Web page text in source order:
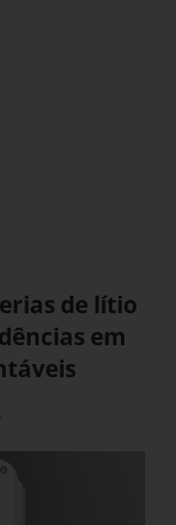
de lítio
em